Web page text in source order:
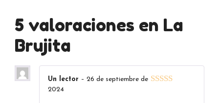
5 valoraciones en La
Brujita
Un lector – 26 de septiembre de
2024